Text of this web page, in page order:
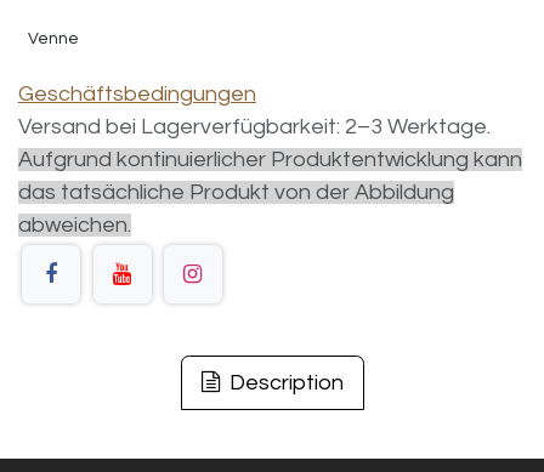
Venne
Geschäftsbedingungen
Versand bei Lagerverfügbarkeit: 2–3 Werktage.
Aufgrund kontinuierlicher Produktentwicklung kann
das tatsächliche Produkt von der Abbildung
abweichen.
Description